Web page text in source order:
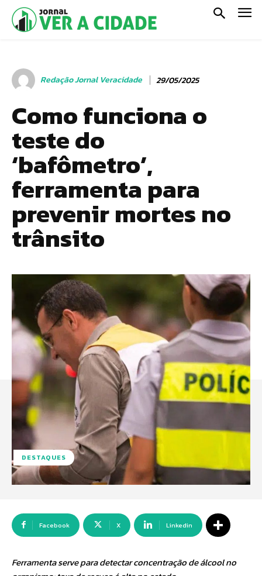
Redação Jornal Veracidade 29/05/2025
Como funciona o
teste do
‘bafômetro’,
ferramenta para
prevenir mortes no
trânsito
DESTAQUES
Facebook X Linkedin
Ferramenta serve para detectar concentração de álcool no